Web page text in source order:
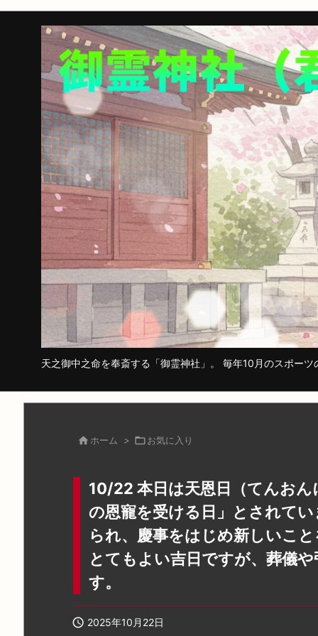
天之御中之命を奉斎する「御霊神社」。 毎年10月のスポーツ
 ホーム > お気に入り
10/22 本日は天恩日（てんお
の恩寵を受ける日」とされて
られ、慶事をはじめ新しいこ
とてもよい吉日ですが、葬儀
す。
 2025年10月22日